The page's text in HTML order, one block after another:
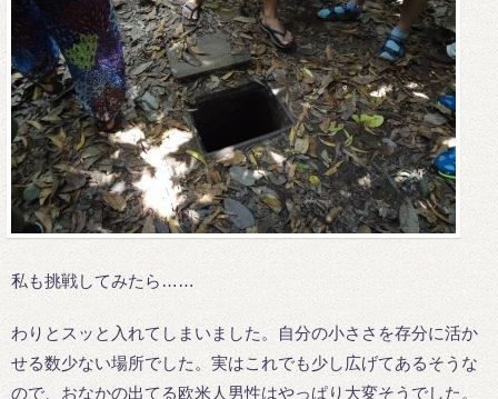
私も挑戦してみたら……
わりとスッと入れてしまいました。自分の小ささを存分に活か
せる数少ない場所でした。実はこれでも少し広げてあるそうな
ので、おなかの出てる欧米人男性はやっぱり大変そうでした。